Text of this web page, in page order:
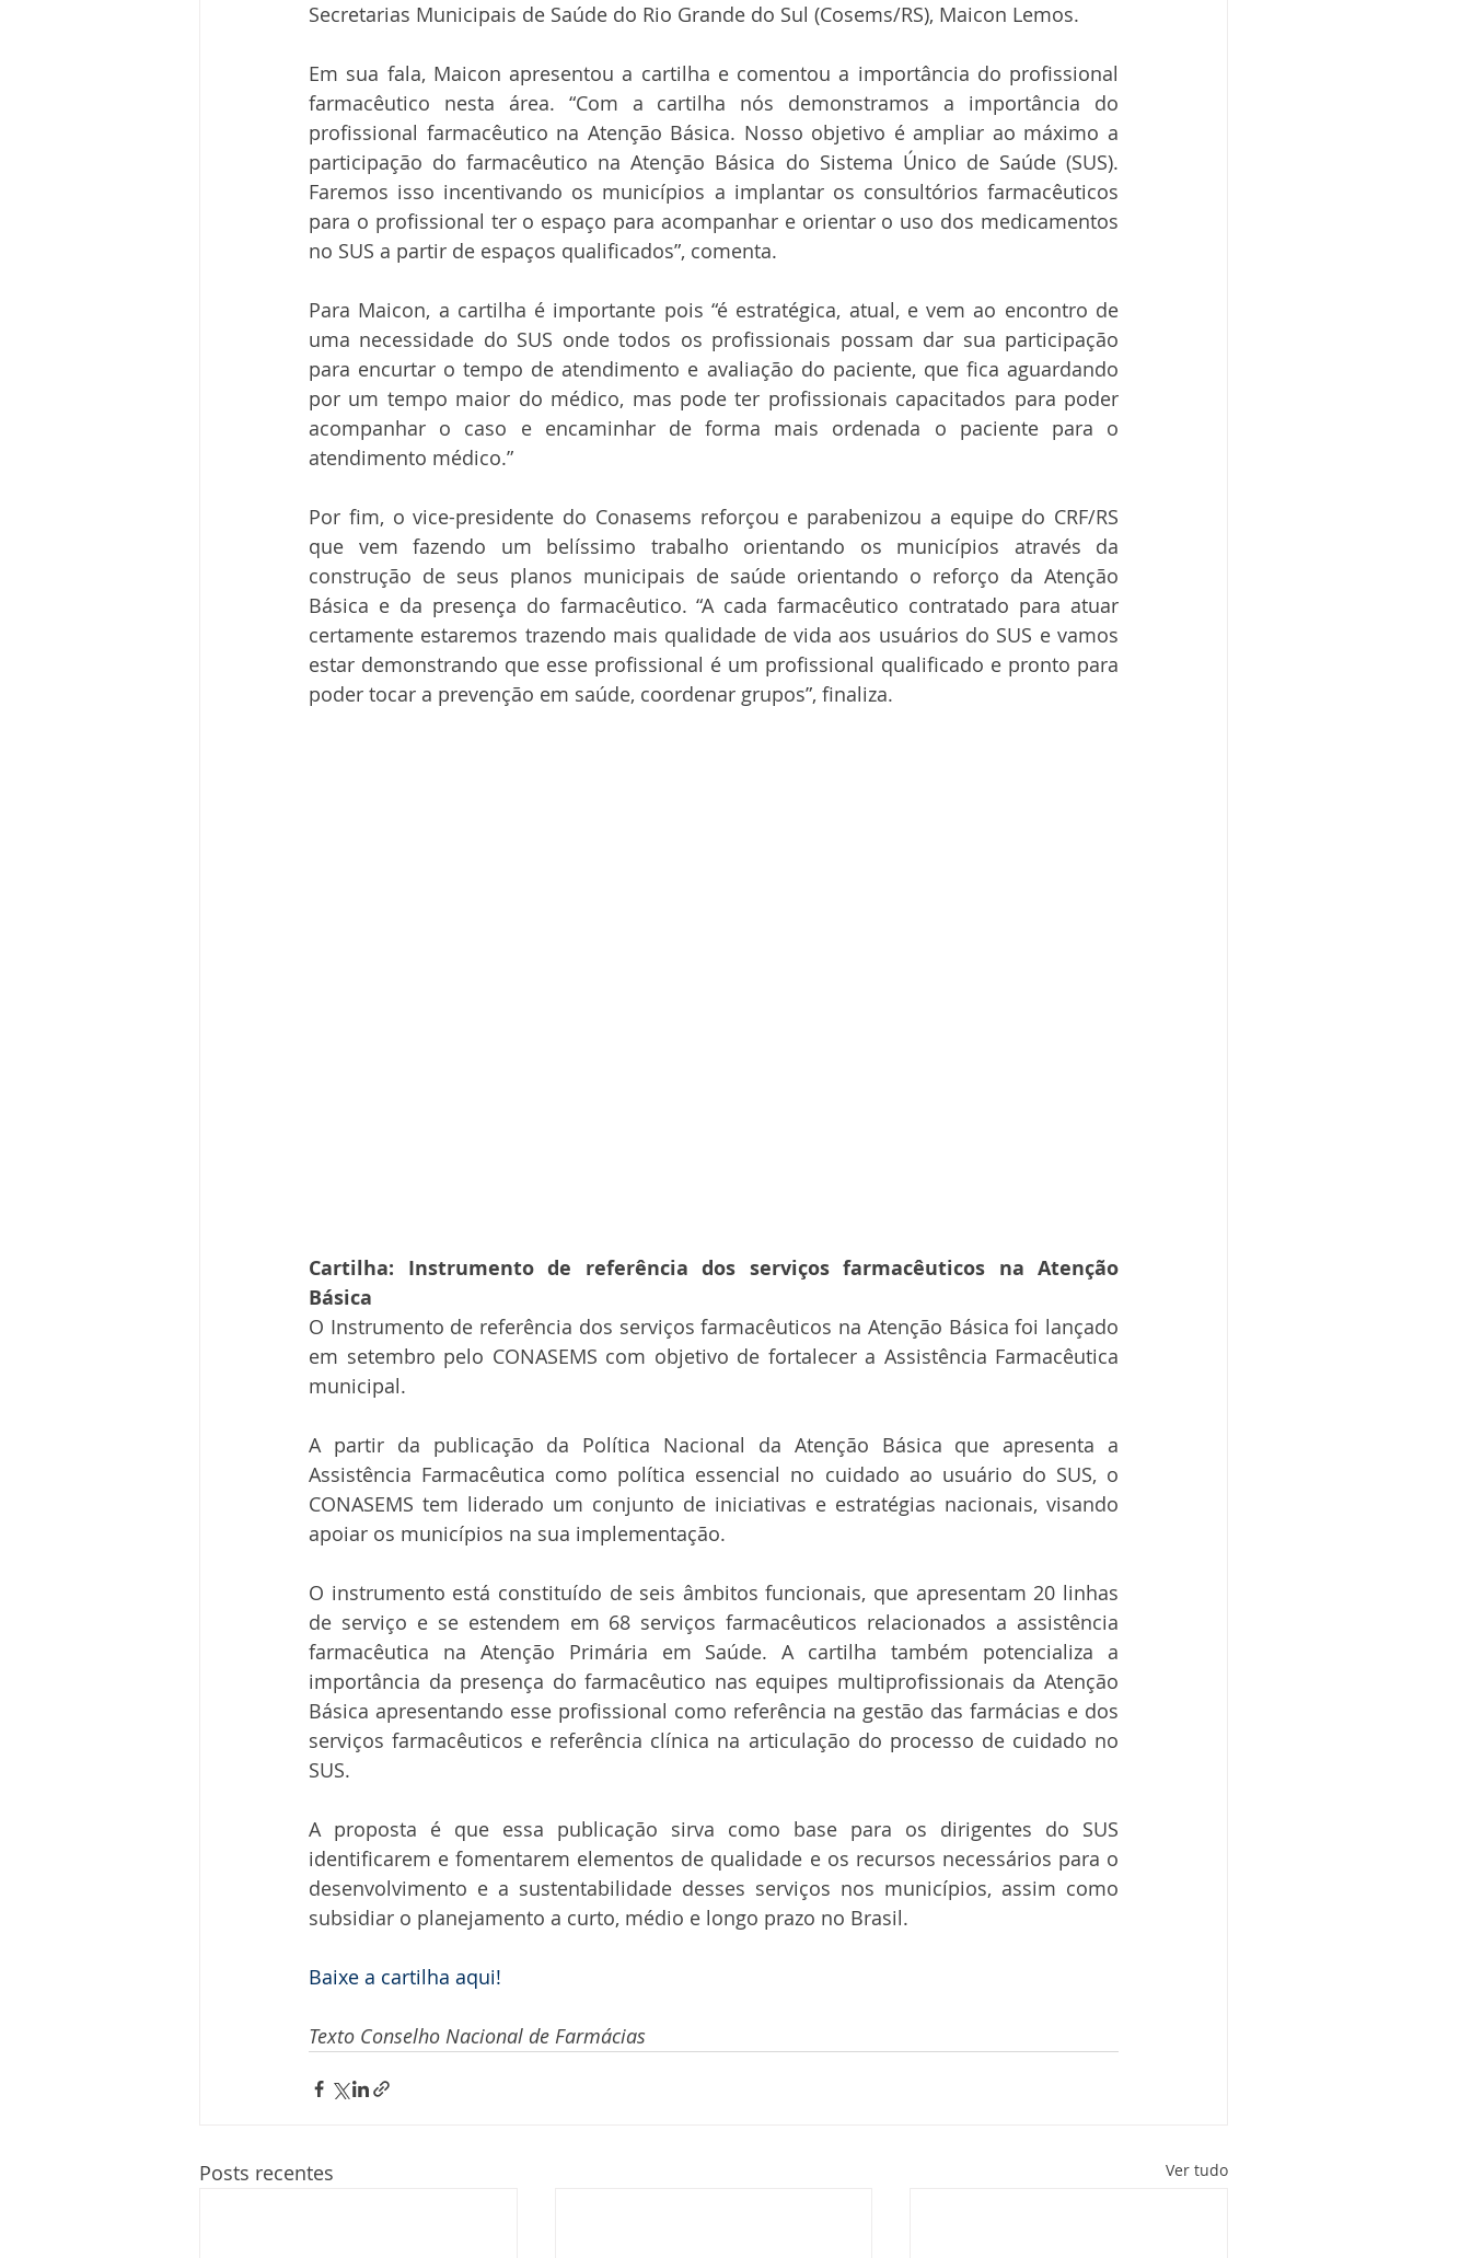
Secretarias Municipais de Saúde do Rio Grande do Sul (Cosems/RS), Maicon Lemos.
Em sua fala, Maicon apresentou a cartilha e comentou a importância do profissional
farmacêutico nesta área. “Com a cartilha nós demonstramos a importância do
profissional farmacêutico na Atenção Básica. Nosso objetivo é ampliar ao máximo a
participação do farmacêutico na Atenção Básica do Sistema Único de Saúde (SUS).
Faremos isso incentivando os municípios a implantar os consultórios farmacêuticos
para o profissional ter o espaço para acompanhar e orientar o uso dos medicamentos
no SUS a partir de espaços qualificados”, comenta.
Para Maicon, a cartilha é importante pois “é estratégica, atual, e vem ao encontro de
uma necessidade do SUS onde todos os profissionais possam dar sua participação
para encurtar o tempo de atendimento e avaliação do paciente, que fica aguardando
por um tempo maior do médico, mas pode ter profissionais capacitados para poder
acompanhar o caso e encaminhar de forma mais ordenada o paciente para o
atendimento médico.”
Por fim, o vice-presidente do Conasems reforçou e parabenizou a equipe do CRF/RS
que vem fazendo um belíssimo trabalho orientando os municípios através da
construção de seus planos municipais de saúde orientando o reforço da Atenção
Básica e da presença do farmacêutico. “A cada farmacêutico contratado para atuar
certamente estaremos trazendo mais qualidade de vida aos usuários do SUS e vamos
estar demonstrando que esse profissional é um profissional qualificado e pronto para
poder tocar a prevenção em saúde, coordenar grupos”, finaliza.
Cartilha: Instrumento de referência dos serviços farmacêuticos na Atenção
Básica
O Instrumento de referência dos serviços farmacêuticos na Atenção Básica foi lançado
em setembro pelo CONASEMS com objetivo de fortalecer a Assistência Farmacêutica
municipal.
A partir da publicação da Política Nacional da Atenção Básica que apresenta a
Assistência Farmacêutica como política essencial no cuidado ao usuário do SUS, o
CONASEMS tem liderado um conjunto de iniciativas e estratégias nacionais, visando
apoiar os municípios na sua implementação.
O instrumento está constituído de seis âmbitos funcionais, que apresentam 20 linhas
de serviço e se estendem em 68 serviços farmacêuticos relacionados a assistência
farmacêutica na Atenção Primária em Saúde. A cartilha também potencializa a
importância da presença do farmacêutico nas equipes multiprofissionais da Atenção
Básica apresentando esse profissional como referência na gestão das farmácias e dos
serviços farmacêuticos e referência clínica na articulação do processo de cuidado no
SUS.
A proposta é que essa publicação sirva como base para os dirigentes do SUS
identificarem e fomentarem elementos de qualidade e os recursos necessários para o
desenvolvimento e a sustentabilidade desses serviços nos municípios, assim como
subsidiar o planejamento a curto, médio e longo prazo no Brasil.
Baixe a cartilha aqui!
Texto Conselho Nacional de Farmácias
Posts recentes Ver tudo